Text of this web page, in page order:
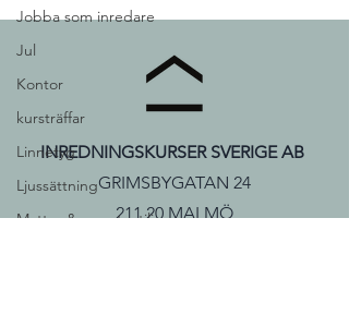
Jobba som inredare
Jul
Kontor
kursträffar
Linnetyg
Ljussättning
Mattor &amp; textilier
INREDNINGSKURSER SVERIGE AB
GRIMSBYGATAN 24
211 20 MALMÖ